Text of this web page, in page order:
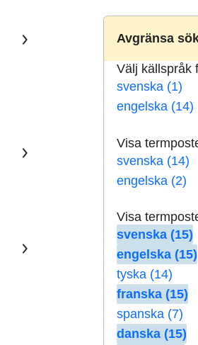
Avgränsa
Välj källspråk
svenska (1)
engelska (14)
Visa
svenska (14)
engelska (2)
Visa
svenska (15)
engelska (15)
tyska (14)
franska (15)
spanska (7)
danska (15)